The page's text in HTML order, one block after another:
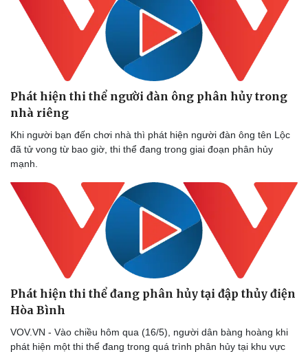
Sức khỏe
Dinh dưỡng - món ngon
Cây thuốc
Sản phụ khoa
Nhi khoa
Nam khoa
Làm đẹp - giảm cân
Phòng mạch online
Ăn sạch sống khỏe
Nhà đẹp
Blog
Tình yêu - Gia đình
Phát hiện thi thể người đàn ông phân hủy trong
nhà riêng
Khi người bạn đến chơi nhà thì phát hiện người đàn ông tên Lộc
đã tử vong từ bao giờ, thi thể đang trong giai đoạn phân hủy
mạnh.
Phát hiện thi thể đang phân hủy tại đập thủy điện
Hòa Bình
VOV.VN - Vào chiều hôm qua (16/5), người dân bàng hoàng khi
phát hiện một thi thể đang trong quá trình phân hủy tại khu vực